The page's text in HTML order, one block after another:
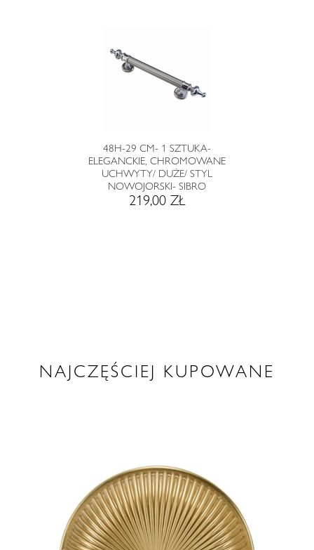
48H-29 CM- 1 SZTUKA-
ELEGANCKIE, CHROMOWANE
UCHWYTY/ DUŻE/ STYL
NOWOJORSKI- SIBRO
219,00 ZŁ
NAJCZĘŚCIEJ KUPOWANE